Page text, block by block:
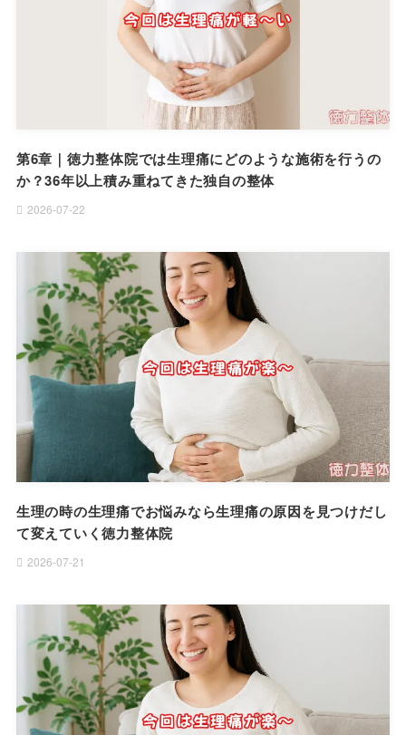
第6章｜徳力整体院では生理痛にどのような施術を行うの
か？36年以上積み重ねてきた独自の整体
2026-07-22
生理の時の生理痛でお悩みなら生理痛の原因を見つけだし
て変えていく徳力整体院
2026-07-21